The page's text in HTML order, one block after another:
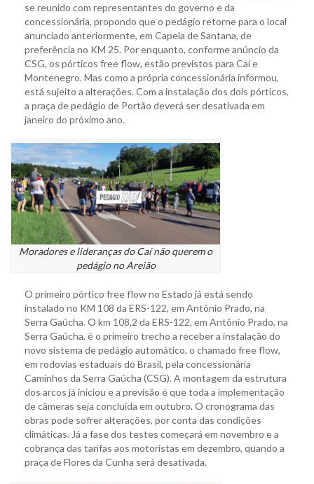
se reunido com representantes do governo e da
concessionária, propondo que o pedágio retorne para o local
anunciado anteriormente, em Capela de Santana, de
preferência no KM 25. Por enquanto, conforme anúncio da
CSG, os pórticos free flow, estão previstos para Caí e
Montenegro. Mas como a própria concessionária informou,
está sujeito a alterações. Com a instalação dos dois pórticos,
a praça de pedágio de Portão deverá ser desativada em
janeiro do próximo ano.
Moradores e lideranças do Caí não querem o
pedágio no Areião
O primeiro pórtico free flow no Estado já está sendo
instalado no KM 108 da ERS-122, em Antônio Prado, na
Serra Gaúcha. O km 108,2 da ERS-122, em Antônio Prado, na
Serra Gaúcha, é o primeiro trecho a receber a instalação do
novo sistema de pedágio automático, o chamado free flow,
em rodovias estaduais do Brasil, pela concessionária
Caminhos da Serra Gaúcha (CSG). A montagem da estrutura
dos arcos já iniciou e a previsão é que toda a implementação
de câmeras seja concluída em outubro. O cronograma das
obras pode sofrer alterações, por conta das condições
climáticas. Já a fase dos testes começará em novembro e a
cobrança das tarifas aos motoristas em dezembro, quando a
praça de Flores da Cunha será desativada.